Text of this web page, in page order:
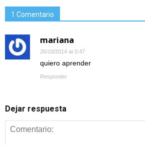
1 Comentario
mariana
26/10/2014 at 0:47
quiero aprender
Responder
Dejar respuesta